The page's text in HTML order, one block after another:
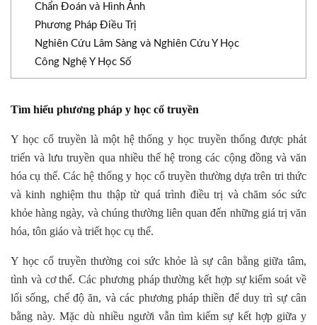
Chẩn Đoán và Hình Ảnh
Phương Pháp Điều Trị
Nghiên Cứu Lâm Sàng và Nghiên Cứu Y Học
Công Nghệ Y Học Số
Tìm hiểu phương pháp y học cổ truyền
Y học cổ truyền là một hệ thống y học truyền thống được phát
triển và lưu truyền qua nhiều thế hệ trong các cộng đồng và văn
hóa cụ thể. Các hệ thống y học cổ truyền thường dựa trên tri thức
và kinh nghiệm thu thập từ quá trình điều trị và chăm sóc sức
khỏe hàng ngày, và chúng thường liên quan đến những giá trị văn
hóa, tôn giáo và triết học cụ thể.
Y học cổ truyền thường coi sức khỏe là sự cân bằng giữa tâm,
tình và cơ thể. Các phương pháp thường kết hợp sự kiểm soát về
lối sống, chế độ ăn, và các phương pháp thiền để duy trì sự cân
bằng này. Mặc dù nhiều người vẫn tìm kiếm sự kết hợp giữa y